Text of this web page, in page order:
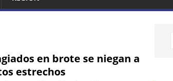
en brote se niegan a
estrechos